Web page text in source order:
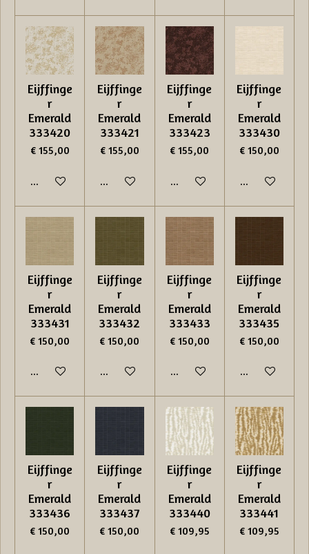
Eijffinge
r
Emerald
333420
€ 155,00
In winkelwagen
Eijffinge
r
Emerald
333421
€ 155,00
In winkelwagen
Eijffinge
r
Emerald
333423
€ 155,00
In winkelwagen
Eijffinge
r
Emerald
333430
€ 150,00
In
Eijffinge
r
Emerald
333431
€ 150,00
In winkelwagen
Eijffinge
r
Emerald
333432
€ 150,00
In winkelwagen
Eijffinge
r
Emerald
333433
€ 150,00
In winkelwagen
Eijffinge
r
Emerald
333435
€ 150,00
In
Eijffinge
r
Emerald
333436
€ 150,00
Eijffinge
r
Emerald
333437
€ 150,00
Eijffinge
r
Emerald
333440
€ 109,95
Eijffinge
r
Emerald
333441
€ 109,95